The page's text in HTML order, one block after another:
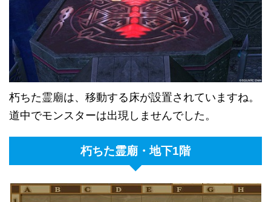
朽ちた霊廟は、移動する床が設置されていますね。
道中でモンスターは出現しませんでした。
朽ちた霊廟・地下1階